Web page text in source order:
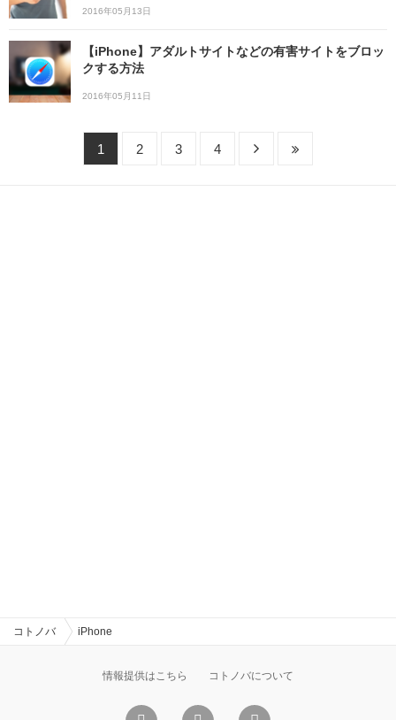
2016年05月13日
【iPhone】アダルトサイトなどの有害サイトをブロッ
クする方法
2016年05月11日
1 2 3 4
コトノバ iPhone
情報提供はこちら コトノバについて